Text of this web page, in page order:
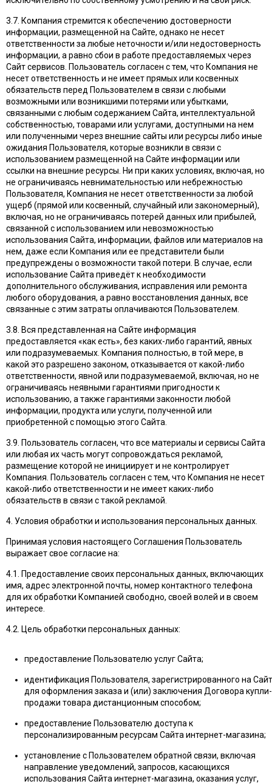
3.7. Компания стремится к обеспечению достоверности
информации, размещенной на Сайте, однако не несет
ответственности за любые неточности и/или недостоверность
информации, а равно сбои в работе предоставляемых через
Сайт сервисов. Пользователь согласен с тем, что Компания не
несет ответственность и не имеет прямых или косвенных
обязательств перед Пользователем в связи с любыми
возможными или возникшими потерями или убытками,
связанными с любым содержанием Сайта, интеллектуальной
собственностью, товарами или услугами, доступными на нем
или полученными через внешние сайты или ресурсы либо иные
ожидания Пользователя, которые возникли в связи с
использованием размещенной на Сайте информации или
ссылки на внешние ресурсы. Ни при каких условиях, включая, но
не ограничиваясь невнимательностью или небрежностью
Пользователя, Компания не несет ответственности за любой
ущерб (прямой или косвенный, случайный или закономерный),
включая, но не ограничиваясь потерей данных или прибылей,
связанной с использованием или невозможностью
использования Сайта, информации, файлов или материалов на
нем, даже если Компания или ее представители были
предупреждены о возможности такой потери. В случае, если
использование Сайта приведёт к необходимости
дополнительного обслуживания, исправления или ремонта
любого оборудования, а равно восстановления данных, все
связанные с этим затраты оплачиваются Пользователем.
3.8. Вся представленная на Сайте информация
предоставляется «как есть», без каких-либо гарантий, явных
или подразумеваемых. Компания полностью, в той мере, в
какой это разрешено законом, отказывается от какой-либо
ответственности, явной или подразумеваемой, включая, но не
ограничиваясь неявными гарантиями пригодности к
использованию, а также гарантиями законности любой
информации, продукта или услуги, полученной или
приобретенной с помощью этого Сайта.
3.9. Пользователь согласен, что все материалы и сервисы Сайта
или любая их часть могут сопровождаться рекламой,
размещение которой не инициирует и не контролирует
Компания. Пользователь согласен с тем, что Компания не несет
какой-либо ответственности и не имеет каких-либо
обязательств в связи с такой рекламой.
4. Условия обработки и использования персональных данных.
Принимая условия настоящего Соглашения Пользователь
выражает свое согласие на:
4.1. Предоставление своих персональных данных, включающих
имя, адрес электронной почты, номер контактного телефона
для их обработки Компанией свободно, своей волей и в своем
интересе.
4.2. Цель обработки персональных данных:
предоставление Пользователю услуг Сайта;
идентификация Пользователя, зарегистрированного на
для оформления заказа и (или) заключения Договора купли-
продажи товара дистанционным способом;
предоставление Пользователю доступа к
персонализированным ресурсам Сайта интернет-магазина;
установление с Пользователем обратной связи, включая
направление уведомлений, запросов, касающихся
использования Сайта интернет-магазина, оказания услуг,